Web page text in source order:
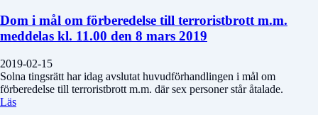
Dom i mål om förberedelse till terroristbrott m.m.
meddelas kl. 11.00 den 8 mars 2019
2019-02-15
Solna tingsrätt har idag avslutat huvudförhandlingen i mål om
förberedelse till terroristbrott m.m. där sex personer står åtalade.
Läs